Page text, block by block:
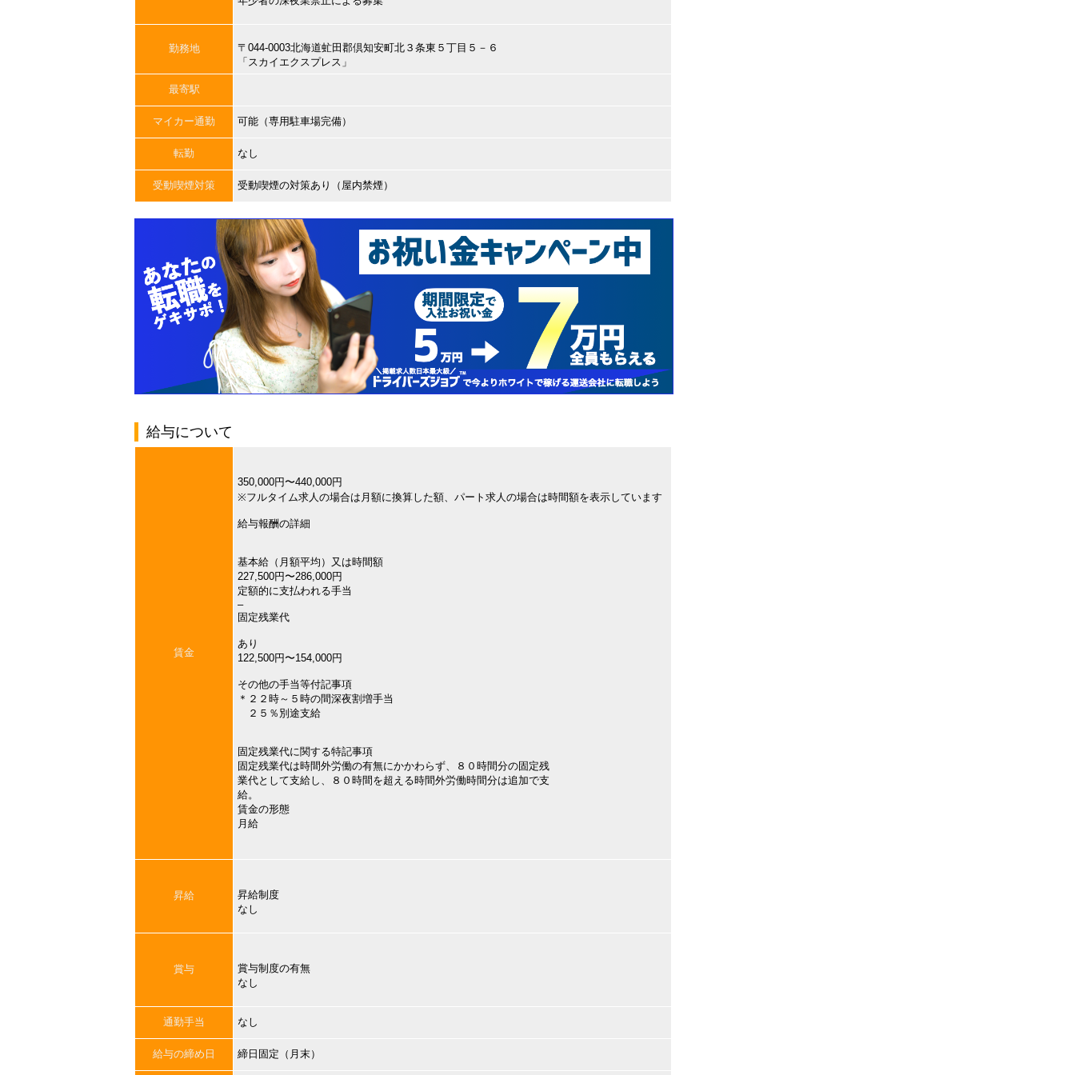
勤務地
〒044-0003北海道虻田郡倶知安町北３条東５丁目５－６
「スカイエクスプレス」
最寄駅
マイカー通勤 可能（専用駐車場完備）
転勤 なし
受動喫煙対策 受動喫煙の対策あり（屋内禁煙）
給与について
賃金
350,000円〜440,000円
※フルタイム求人の場合は月額に換算した額、パート求人の場合は時間額を表示しています
給与報酬の詳細
基本給（月額平均）又は時間額
227,500円〜286,000円
定額的に支払われる手当
–
固定残業代
あり
122,500円〜154,000円
その他の手当等付記事項
＊２２時～５時の間深夜割増手当
２５％別途支給
固定残業代に関する特記事項
固定残業代は時間外労働の有無にかかわらず、８０時間分の固定残
業代として支給し、８０時間を超える時間外労働時間分は追加で支
給。
賃金の形態
月給
昇給
昇給制度
なし
賞与
賞与制度の有無
なし
通勤手当 なし
給与の締め日 締日固定（月末）